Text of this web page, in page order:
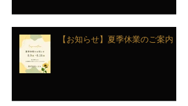
【お知らせ】夏季休業のご案内